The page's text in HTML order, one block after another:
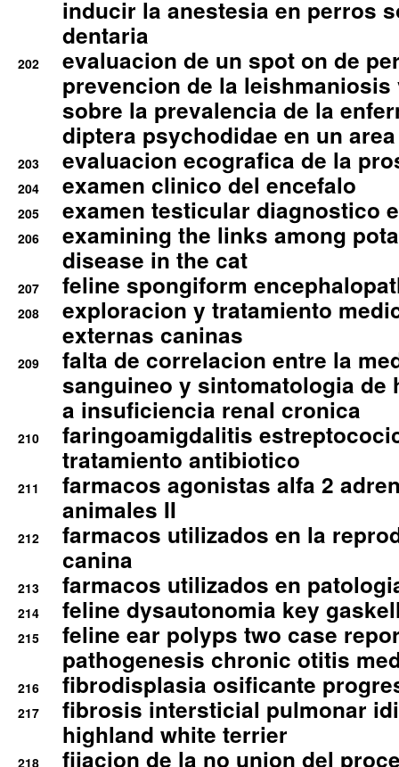
inducir la anestesia en perros
dentaria
202
evaluacion de un spot on de
prevencion de la
sobre la prevalencia de la
diptera psychodidae en un
203 evaluacion ecografica de la
204 examen clinico del encefalo
205 examen testicular diagnostico
206
examining the links among
disease in the cat
207 feline spongiform
208
exploracion y tratamiento
externas caninas
209
falta de correlacion entre la
sanguineo y sintomatologia de
a insuficiencia renal cronica
210
faringoamigdalitis
tratamiento antibiotico
211
farmacos agonistas alfa 2
animales II
212
farmacos utilizados en la
canina
213 farmacos utilizados en
214 feline dysautonomia key
215
feline ear polyps two case
pathogenesis chronic otitis
216 fibrodisplasia osificante
217
fibrosis intersticial pulmonar
highland white terrier
218
fijacion de la no union del